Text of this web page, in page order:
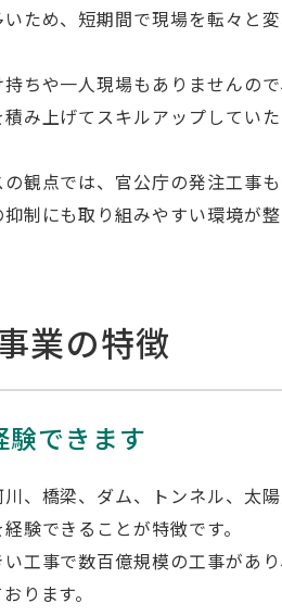
ため、短期間で現場を転々と
ちや一人現場もありませんの
み上げてスキルアップしてい
観点では、官公庁の発注工事
制にも取り組みやすい環境が整
業の特徴
験できます
、橋梁、ダム、トンネル、太
験できることが特徴です。
工事で数百億規模の工事があ
ります。